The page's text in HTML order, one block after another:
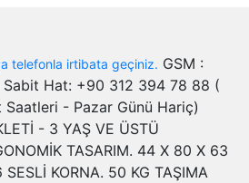
telefonla irtibata geçiniz. GSM :
Hat: +90 312 394 78 88 (
- Pazar Günü Hariç)
- 3 YAŞ VE ÜSTÜ
TASARIM. 44 X 80 X 63
KORNA. 50 KG TAŞIMA